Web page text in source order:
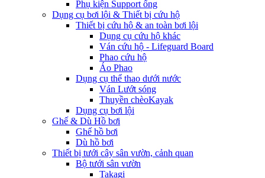
Phụ kiện Support ống
Dụng cụ bơi lội & Thiết bị cứu hộ
Thiết bị cứu hộ & an toàn bơi lội
Dụng cụ cứu hộ khác
Ván cứu hộ - Lifeguard Board
Phao cứu hộ
Áo Phao
Dụng cụ thể thao dưới nước
Ván Lướt sóng
Thuyền chèoKayak
Dụng cụ bơi lội
Ghế & Dù Hồ bơi
Ghế hồ bơi
Dù hồ bơi
Thiết bị tưới cây sân vườn, cảnh quan
Bộ tưới sân vườn
Takagi